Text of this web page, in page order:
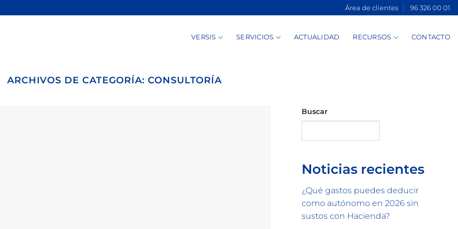
Área de clientes 96 326 00 01
VERSIS SERVICIOS ACTUALIDAD RECURSOS CONTACTO
ARCHIVOS DE CATEGORÍA:CONSULTORÍA
Buscar
Noticias recientes
¿Qué gastos puedes deducir
como autónomo en 2026 sin
sustos con Hacienda?